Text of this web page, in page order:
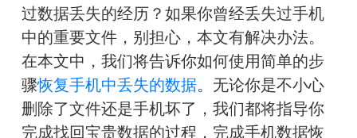
过数据丢失的经历？如果你曾经丢失过手机
中的重要文件，别担心，本文有解决办法。
在本文中，我们将告诉你如何使用简单的步
骤恢复手机中丢失的数据。无论你是不小心
删除了文件还是手机坏了，我们都将指导你
完成找回宝贵数据的过程，完成手机数据恢